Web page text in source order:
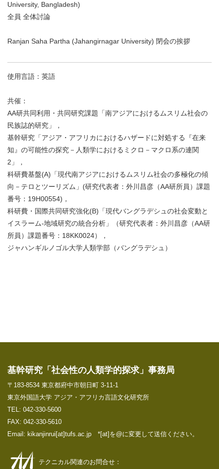
University, Bangladesh)
全員 全体討論
Ranjan Saha Partha (Jahangirnagar University) 閉会の挨拶
使用言語：英語
共催：
AA研共同利用・共同研究課題「南アジアにおけるムスリム社会の
民族誌的研究」，
基幹研究「アジア・アフリカにおけるハザードに対処する『在来
知』の可能性の探究－人類学におけるミクロ－マクロ系の連関
2」，
科研費基盤(A)「現代南アジアにおけるムスリム社会の多極化の傾
向－テロとツーリズム」(研究代表者：外川昌彦（AA研所員）課題
番号：19H00554)，
科研費・国際共同研究強化(B)「現代バングラデシュの社会変動と
イスラーム-地域研究の統合分析」（研究代表者：外川昌彦（AA研
所員）課題番号：18KK0024），
ジャハンギルノゴル大学人類学部（バングラデシュ）
基幹研究「社会性の人類学的探求」事務局
〒183-8534 東京都府中市朝日町 3-11-1
東京外国語大学 アジア・アフリカ言語文化研究所
TEL: 042-330-5600
FAX: 042-330-5610
Email: kikanjinrui[at]tufs.ac.jp *[at]を@に変更して送信ください。
テクニカル関連のお問合せ：